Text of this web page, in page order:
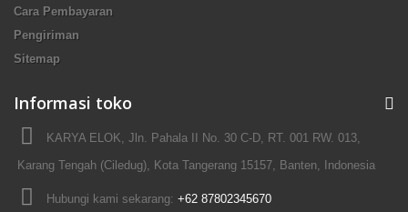
Cara Pembayaran
Pengiriman
Sitemap
Informasi toko
KARYA ELOK, Jln. Pahala II No. 30 C-D, RT. 001 RW. 013,
Karang Tengah (Ciledug), Kota Tangerang 15157, Banten, Indonesia
Hubungi kami sekarang: +62 87802345670